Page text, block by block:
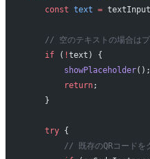
    const
text =
// 空のテキストの場合は
    if
( !text) {
        showPlaceholder
();
        return
;
    }
    try
{
// 既存のQRコードを